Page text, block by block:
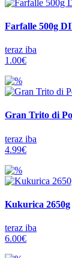
Farfalle 500g
teraz iba
1.00€
Gran Trito di
teraz iba
4.99€
Kukurica 2650g
teraz iba
6.00€